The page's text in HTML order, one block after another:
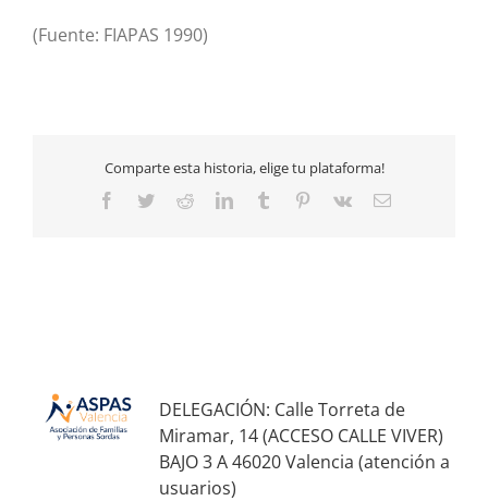
(Fuente: FIAPAS 1990)
Comparte esta historia, elige tu plataforma!
Facebook
TwitterRedditLinkedInTumblr Pinterest
Vk Email
DELEGACIÓN: Calle Torreta de
Miramar, 14 (ACCESO CALLE VIVER)
BAJO 3 A 46020 Valencia (atención a
usuarios)